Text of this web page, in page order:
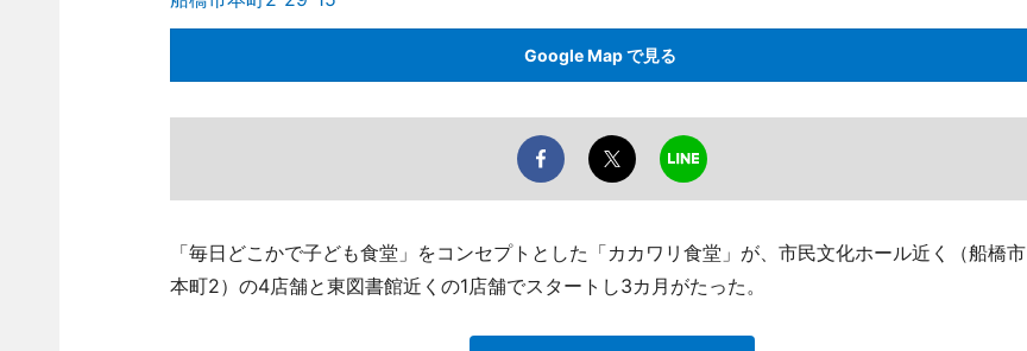
Google Map で見る
「毎日どこかで子ども食堂」をコンセプトとした「カカワリ食堂」が、市民文化ホール近く（船橋市
本町2）の4店舗と東図書館近くの1店舗でスタートし3カ月がたった。